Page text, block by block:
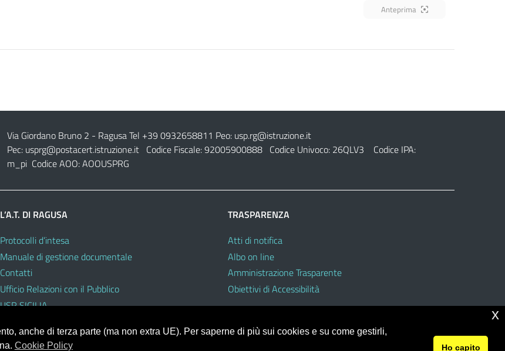
Anteprima
Via Giordano Bruno 2 - Ragusa Tel +39 0932658811 Peo: usp.rg@istruzione.it
Pec: usprg@postacert.istruzione.itCodice Fiscale: 92005900888 Codice Univoco: 26QLV3 Codice IPA:
m_pi Codice AOO: AOOUSPRG
L’A.T. DI RAGUSA
Protocolli d’intesa
Manuale di gestione documentale
Contatti
Ufficio Relazioni con il Pubblico
USR SICILIA
TRASPARENZA
Atti di notifica
Albo on line
Amministrazione Trasparente
Obiettivi di Accessibilità
anche di terza parte (ma non extra UE). Per saperne di più sui cookies e su come gestirli,
Cookie Policy Ho capito
x